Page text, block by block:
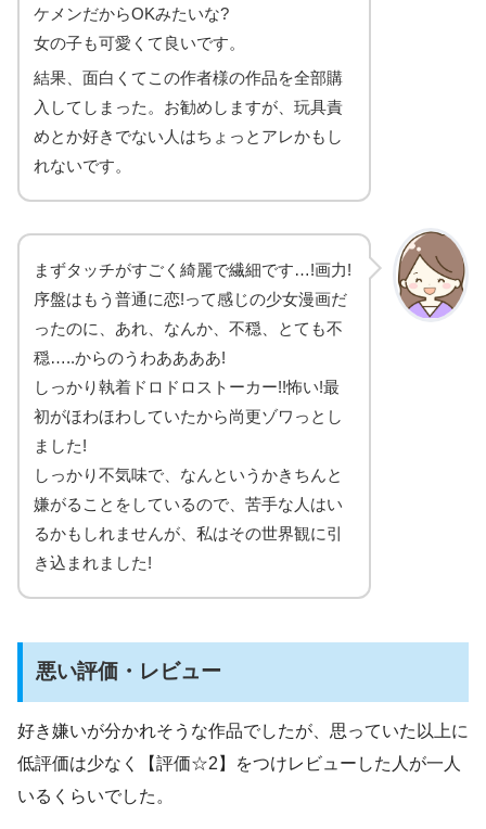
ケメンだからOKみたいな?
女の子も可愛くて良いです。
結果、面白くてこの作者様の作品を全部購
入してしまった。お勧めしますが、玩具責
めとか好きでない人はちょっとアレかもし
れないです。
まずタッチがすごく綺麗で繊細です…!画力!
序盤はもう普通に恋!って感じの少女漫画だ
ったのに、あれ、なんか、不穏、とても不
穏…..からのうわああああ!
しっかり執着ドロドロストーカー!!怖い!最
初がほわほわしていたから尚更ゾワっとし
ました!
しっかり不気味で、なんというかきちんと
嫌がることをしているので、苦手な人はい
るかもしれませんが、私はその世界観に引
き込まれました!
悪い評価・レビュー
好き嫌いが分かれそうな作品でしたが、思っていた以上に
低評価は少なく【評価☆2】をつけレビューした人が一人
いるくらいでした。